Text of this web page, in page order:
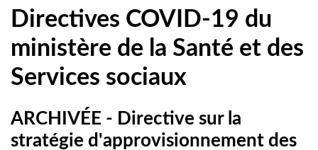
Directives COVID-19 du
ministère de la Santé et des
Services sociaux
ARCHIVÉE - Directive sur la
stratégie d'approvisionnement des